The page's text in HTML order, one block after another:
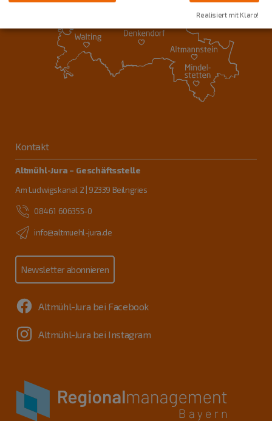
Kontakt
Altmühl-Jura – Geschäftsstelle
Am Ludwigskanal 2 | 92339 Beilngries
08461 606355-0
info@altmuehl-jura.de
Newsletter abonnieren
Altmühl-Jura bei Facebook
Altmühl-Jura bei Instagram
Realisiert mit Klaro!